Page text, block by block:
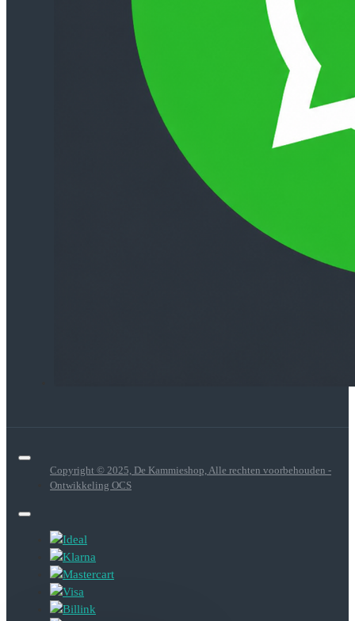
Copyright © 2025, De Kammieshop, Alle rechten voorbehouden -
Ontwikkeling OCS